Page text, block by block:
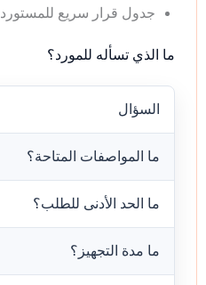
جدول قرار سريع للمستورد
ما الذي تسأله للمورد؟
السؤال
ما المواصفات المتاحة؟
ما الحد الأدنى للطلب؟
ما مدة التجهيز؟